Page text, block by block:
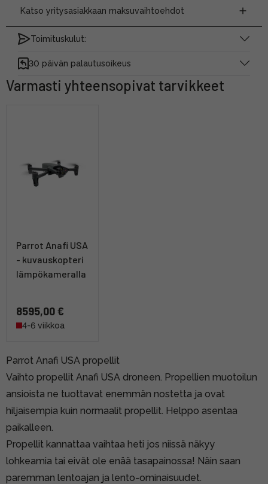
Katso yritysasiakkaan maksuvaihtoehdot
Toimituskulut:
30 päivän palautusoikeus
Varmasti yhteensopivat tarvikkeet
Parrot Anafi USA
- kuvauskopteri
lämpökameralla
8595,00 €
4-6 viikkoa
Parrot Anafi USA propellit
Vaihto propellit Anafi USA droneen. Propellien muotoilun
ansioista ne tuottavat enemmän nostetta ja ovat
hiljaisempia kuin normaalit propellit. Helppo asentaa
paikalleen.
Propellit kannattaa vaihtaa heti jos niissä näkyy
lohkeamia tai eivät ole enää tasapainossa! Näin saan
paremman lentoajan ja lento-ominaisuudet.